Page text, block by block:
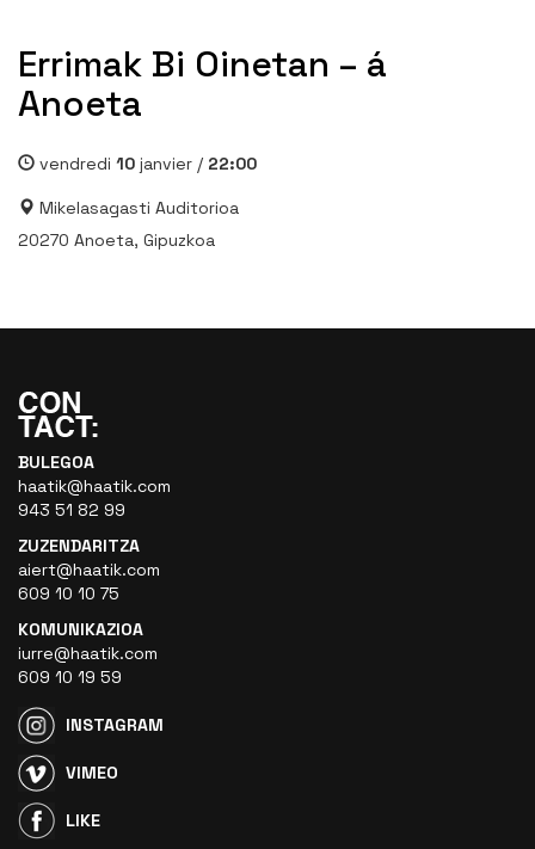
Errimak Bi Oinetan – á
Anoeta
vendredi 10 janvier / 22:00
Mikelasagasti Auditorioa
20270 Anoeta, Gipuzkoa
BULEGOA
haatik@haatik.com
943 51 82 99
ZUZENDARITZA
aiert@haatik.com
609 10 10 75
KOMUNIKAZIOA
iurre@haatik.com
609 10 19 59
INSTAGRAM
VIMEO
LIKE